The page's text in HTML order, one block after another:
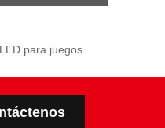
para juegos